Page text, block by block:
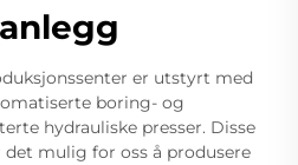
er utstyrt med
boring- og
hydrauliske presser. Disse
mulig for oss å produsere